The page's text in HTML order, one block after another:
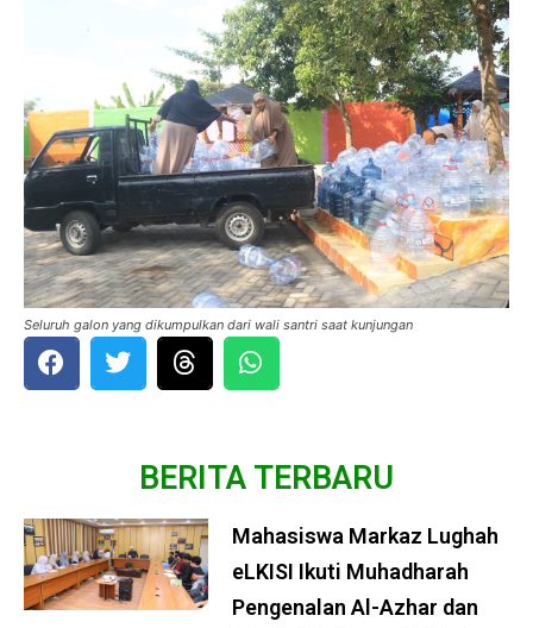
Seluruh galon yang dikumpulkan dari wali santri saat kunjungan
BERITA TERBARU
Mahasiswa Markaz Lughah
eLKISI Ikuti Muhadharah
Pengenalan Al-Azhar dan